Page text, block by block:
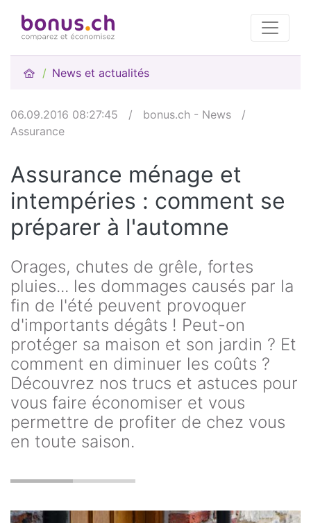
News et actualités
06.09.2016 08:27:45 / bonus.ch - News
/
Assurance
Assurance ménage et
intempéries : comment se
préparer à l'automne
Orages, chutes de grêle, fortes
pluies... les dommages causés par la
fin de l'été peuvent provoquer
d'importants dégâts ! Peut-on
protéger sa maison et son jardin ? Et
comment en diminuer les coûts ?
Découvrez nos trucs et astuces pour
vous faire économiser et vous
permettre de profiter de chez vous
en toute saison.